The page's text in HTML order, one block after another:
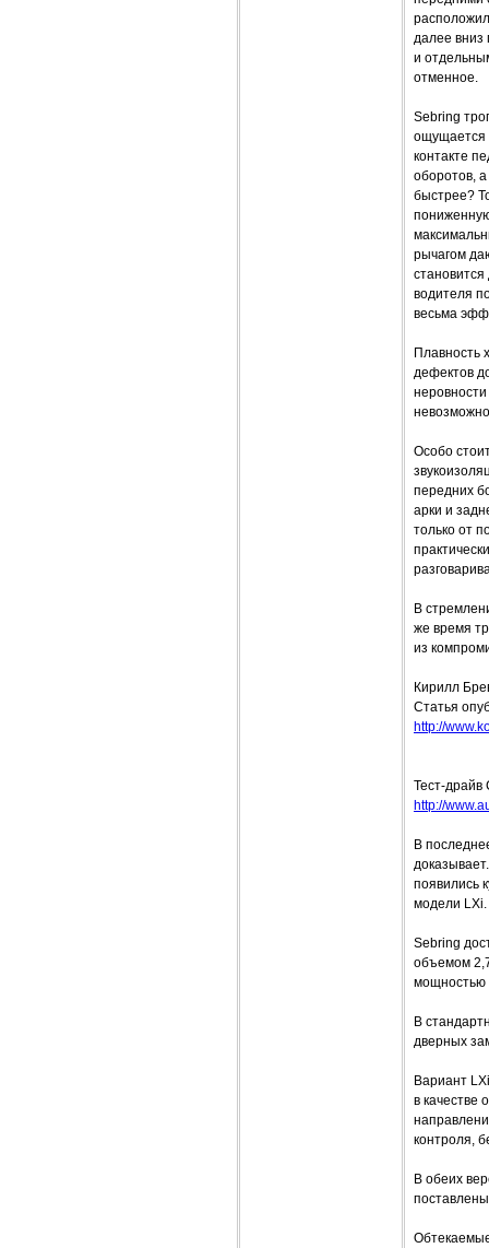
далее вниз
и
отменное.
Sebring
ощущается
контакте
оборотов,
быстрее?
рычагом
водителя
весьма
Плавность
дефектов
Особо
передних
арки и
только от
В
же время
из
Кирилл
Статья
http://
Тест-драйв
http://
В
появились
модели LХi.
Sebring
объемом
мощностью
В
дверных
Вариант
в качестве
контроля,
В обеих